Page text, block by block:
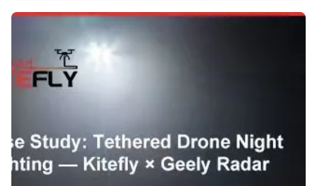
αέρα, παρέχοντας γρήγορο, ευέλικτο και μακράς διαρκείας
φωτισμό από πάνω για προσωρι...